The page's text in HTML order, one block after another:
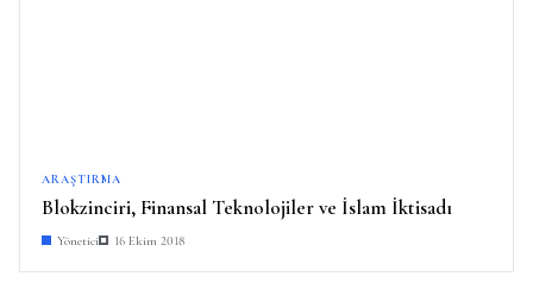
ARAŞTIRMA
Blokzinciri, Finansal Teknolojiler ve İslam İktisadı
Yönetici 16 Ekim 2018